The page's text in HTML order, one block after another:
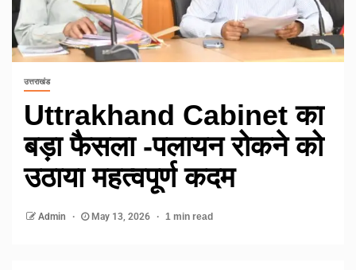
उत्तराखंड
Uttrakhand Cabinet का
बड़ा फैसला -पलायन रोकने को
उठाया महत्वपूर्ण कदम
Admin May 13, 2026 1 min read